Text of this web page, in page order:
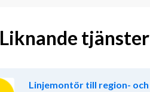
Liknande tjänster
Linjemontör till region- och